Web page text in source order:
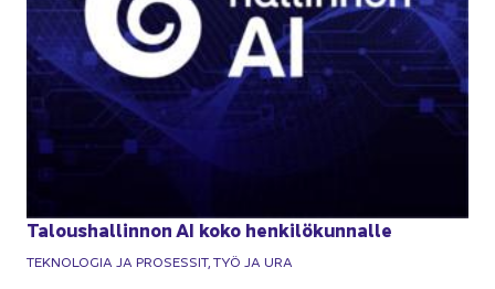
Ta­lous­hal­lin­non AI koko hen­ki­lö­kun­nal­le
TEK­NO­LO­GIA JA PRO­SES­SIT, TYÖ JA URA